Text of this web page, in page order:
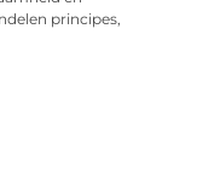
principes,